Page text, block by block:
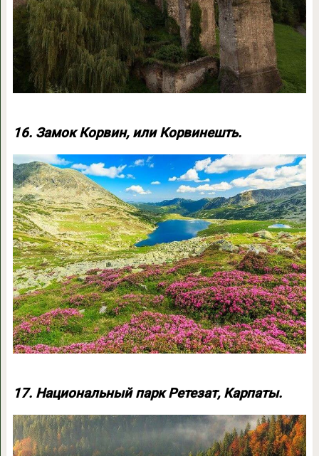
16. Замок Корвин, или Корвинешть.
17. Национальный парк Ретезат, Карпаты.